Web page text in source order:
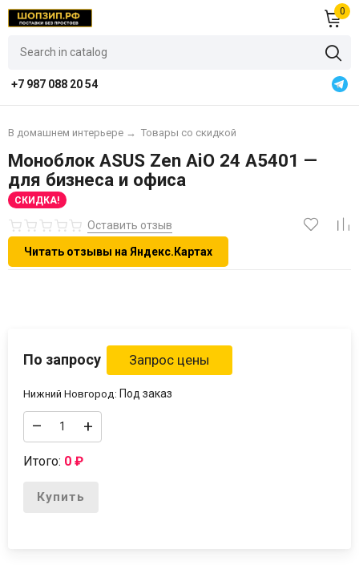
0
+7 987 088 20 54
В домашнем интерьере → Товары со скидкой
Моноблок ASUS Zen AiO 24 A5401 —
для бизнеса и офиса
СКИДКА!
Оставить отзыв
Читать отзывы на Яндекс.Картах
По запросу
Нижний Новгород: Под заказ
– +
Итого: 0₽
Купить